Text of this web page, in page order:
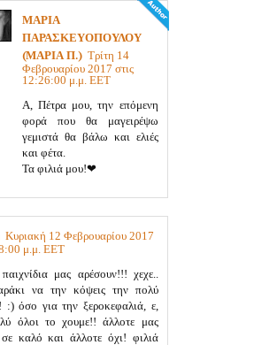
ΜΑΡΙΑ
ΠΑΡΑΣΚΕΥΟΠΟΥΛΟΥ
(ΜΑΡΙΑ Π.) Τρίτη 14
Φεβρουαρίου 2017 στις
12:26:00 μ.μ. EET
Α, Πέτρα μου, την επόμενη
φορά που θα μαγειρέψω
γεμιστά θα βάλω και ελιές
και φέτα.
Τα φιλιά μου!❤
Κυριακή 12 Φεβρουαρίου 2017
μ.μ. EET
μας αρέσουν!!! χεχε..
να την κόψεις την πολύ
:) όσο για την ξεροκεφαλιά, ε,
όλοι το χουμε!! άλλοτε μας
σε καλό και άλλοτε όχι! φιλιά